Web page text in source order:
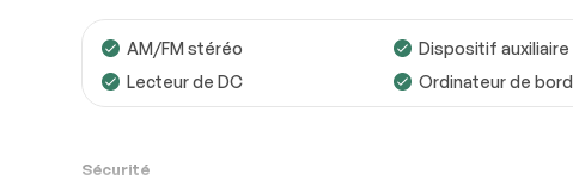
AM/FM stéréo Dispositif auxiliaire
Lecteur de DC
Ordinateur de bord
Sécurité